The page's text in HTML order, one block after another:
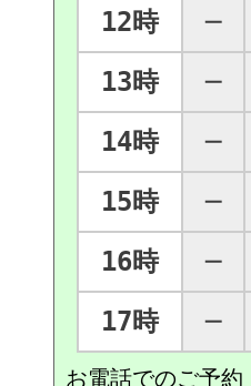
12時
─
13時
─
14時
─
15時
─
16時
─
17時
─
お電話でのご予約